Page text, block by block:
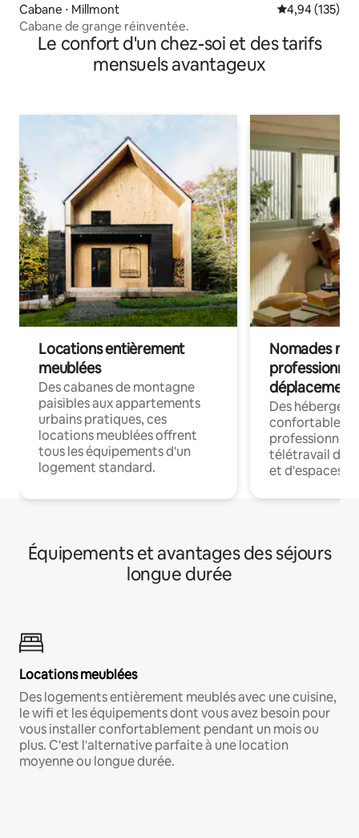
Cabane ⋅ Millmont Évaluation
4,94 (135)
Cabane de grange réinventée.
Le confort d'un chez-soi et des tarifs
mensuels avantageux
Locations entièrement
meublées
Des cabanes de montagne
paisibles aux appartements
urbains pratiques, ces
locations meublées offrent
tous les équipements d'un
logement standard.
Nomades
déplacement
Des
confortables
professionnels
télétravail
et d'espaces
Équipements et avantages des séjours
longue durée
Locations meublées
Des logements entièrement meublés avec une cuisine,
le wifi et les équipements dont vous avez besoin pour
vous installer confortablement pendant un mois ou
plus. C'est l'alternative parfaite à une location
moyenne ou longue durée.